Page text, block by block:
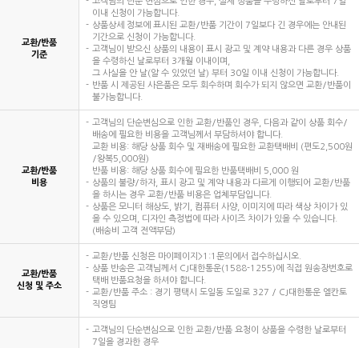
교환/반품
기준
이내 신청이 가능합니다.
상품상세 정보에 표시된 교환/반품 기간이 7일보다 긴 경우에는 안내된
기간으로 신청이 가능합니다.
고객님이 받으신 상품의 내용이 표시 광고 및 계약 내용과 다른 경우 상품
을 수령하신 날로부터 3개월 이내이며,
그 사실을 안 날(알 수 있었던 날) 부터 30일 이내 신청이 가능합니다.
반품 시 제공된 사은품은 모두 회수하며 회수가 되지 않으면 교환/반품이
불가능합니다.
교환/반품
비용
고객님의 단순변심으로 인한 교환/반품인 경우, 다음과 같이 상품 회수/
배송에 필요한 비용을 고객님께서 부담하셔야 합니다.
교환 비용: 해당 상품 회수 및 재배송에 필요한 교환택배비 (편도2,500원
/왕복5,000원)
반품 비용: 해당 상품 회수에 필요한 반품택배비 5,000 원
상품의 불량/하자, 표시 광고 및 계약 내용과 다르게 이행되어 교환/반품
을 하시는 경우 교환/반품 비용은 업체부담입니다.
상품은 모니터 해상도, 밝기, 컴퓨터 사양, 이미지에 따라 색상 차이가 있
을 수 있으며, 디자인 측정법에 따라 사이즈 차이가 있을 수 있습니다.
(배송비 고객 전액부담)
교환/반품
신청 및 주소
교환/반품 신청은 마이페이지>1:1문의에서 접수하십시오.
상품 반송은 고객님께서 CJ대한통운(1588-1255)에 직접 원송장번호로
택배 반품요청을 하셔야 합니다.
교환/반품 주소 : 경기 평택시 도일동 도일로 327 / CJ대한통운 엘칸토
직영팀
고객님의 단순변심으로 인한 교환/반품 요청이 상품을 수령한 날로부터
7일을 경과한 경우